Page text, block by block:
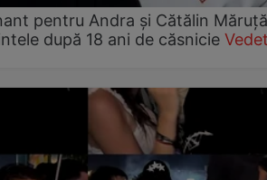
pentru Andra și Cătălin
după 18 ani de căsnicie